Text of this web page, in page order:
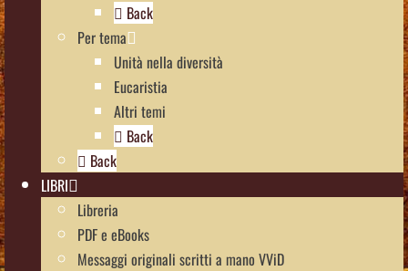
Back
Per tema
Unità nella diversità
Eucaristia
Altri temi
Back
Back
LIBRI
Libreria
PDF e eBooks
Messaggi originali scritti a mano VViD